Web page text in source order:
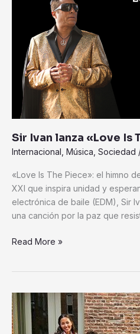
Sir Ivan lanza «Love Is
Internacional, Música, Sociedad
«Love Is The Piece»: el himno
XXI que inspira unidad y
electrónica de baile (EDM), Sir
una canción por la paz que
The
Piece»
Read More »
Saat
&
Saat